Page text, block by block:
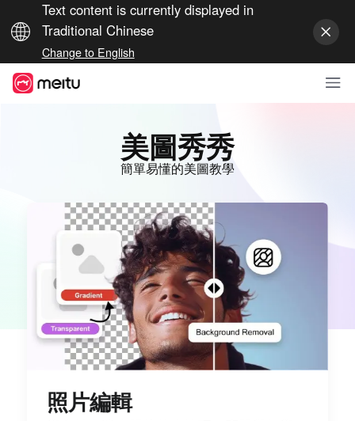
Text content is currently displayed in
Traditional Chinese
Change to English
美圖秀秀
簡單易懂的美圖教學
照片編輯